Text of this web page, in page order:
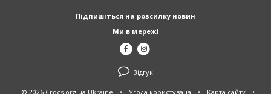
Підпишіться на розсилку новин
Ми в мережі
Відгук
© 2026 Crocs.org.ua Ukraine • Угода користувача • Карта сайту •